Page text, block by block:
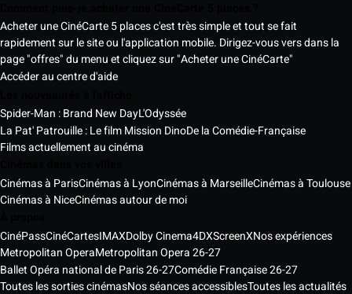
Acheter une CinéCarte 5 places c'est très simple et tout se fait
rapidement sur le site ou l'application mobile. Dirigez-vous vers dans la
page "offres" du menu et cliquez sur "Acheter une CinéCarte"
Accéder au centre d'aide
Spider-Man : Brand New DayL'Odyssée
La Pat' Patrouille : Le film Mission DinoDe la Comédie-Française
Films actuellement au cinéma
Cinémas à ParisCinémas à LyonCinémas à MarseilleCinémas à Toulouse
Cinémas à NiceCinémas autour de moi
CinéPassCinéCartesIMAXDolby Cinema4DXScreenXNos expériences
Metropolitan OperaMetropolitan Opera 26-27
Ballet Opéra national de Paris 26-27Comédie Française 26-27
Toutes les sorties cinémasNos séances accessiblesToutes les actualités